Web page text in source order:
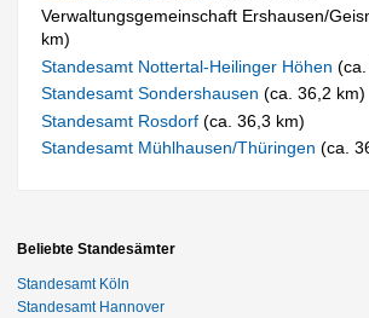
Verwaltungsgemeinschaft Ershausen/
km)
Standesamt Nottertal-Heilinger Höhen
Standesamt Sondershausen(ca. 36,2 km)
Standesamt Rosdorf(ca. 36,3 km)
Standesamt Mühlhausen/Thüringen(ca.
Beliebte Standesämter
Standesamt Köln
Standesamt Hannover